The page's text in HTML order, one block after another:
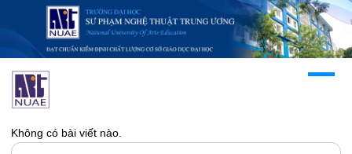
Không có bài viết nào.